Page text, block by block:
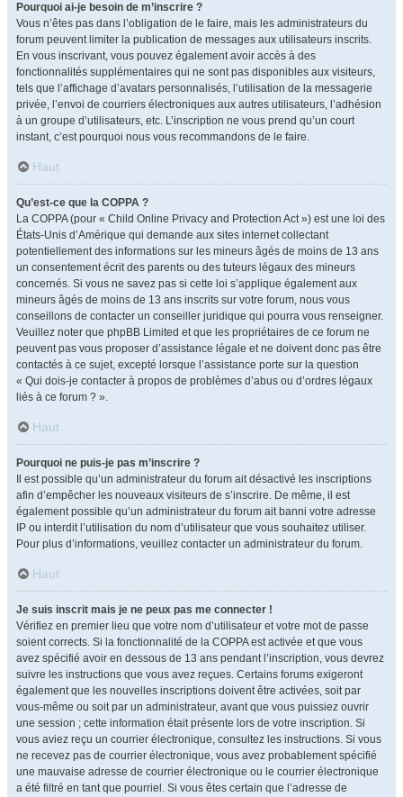
Pourquoi ai-je besoin de m’inscrire ?
Vous n’êtes pas dans l’obligation de le faire, mais les administrateurs du
forum peuvent limiter la publication de messages aux utilisateurs inscrits.
En vous inscrivant, vous pouvez également avoir accès à des
fonctionnalités supplémentaires qui ne sont pas disponibles aux visiteurs,
tels que l’affichage d’avatars personnalisés, l’utilisation de la messagerie
privée, l’envoi de courriers électroniques aux autres utilisateurs, l’adhésion
à un groupe d’utilisateurs, etc. L’inscription ne vous prend qu’un court
instant, c’est pourquoi nous vous recommandons de le faire.
Haut
Qu’est-ce que la COPPA ?
La COPPA (pour « Child Online Privacy and Protection Act ») est une loi des
États-Unis d’Amérique qui demande aux sites internet collectant
potentiellement des informations sur les mineurs âgés de moins de 13 ans
un consentement écrit des parents ou des tuteurs légaux des mineurs
concernés. Si vous ne savez pas si cette loi s’applique également aux
mineurs âgés de moins de 13 ans inscrits sur votre forum, nous vous
conseillons de contacter un conseiller juridique qui pourra vous renseigner.
Veuillez noter que phpBB Limited et que les propriétaires de ce forum ne
peuvent pas vous proposer d’assistance légale et ne doivent donc pas être
contactés à ce sujet, excepté lorsque l’assistance porte sur la question
« Qui dois-je contacter à propos de problèmes d’abus ou d’ordres légaux
liés à ce forum ? ».
Haut
Pourquoi ne puis-je pas m’inscrire ?
Il est possible qu’un administrateur du forum ait désactivé les inscriptions
afin d’empêcher les nouveaux visiteurs de s’inscrire. De même, il est
également possible qu’un administrateur du forum ait banni votre adresse
IP ou interdit l’utilisation du nom d’utilisateur que vous souhaitez utiliser.
Pour plus d’informations, veuillez contacter un administrateur du forum.
Haut
Je suis inscrit mais je ne peux pas me connecter !
Vérifiez en premier lieu que votre nom d’utilisateur et votre mot de passe
soient corrects. Si la fonctionnalité de la COPPA est activée et que vous
avez spécifié avoir en dessous de 13 ans pendant l’inscription, vous devrez
suivre les instructions que vous avez reçues. Certains forums exigeront
également que les nouvelles inscriptions doivent être activées, soit par
vous-même ou soit par un administrateur, avant que vous puissiez ouvrir
une session ; cette information était présente lors de votre inscription. Si
vous aviez reçu un courrier électronique, consultez les instructions. Si vous
ne recevez pas de courrier électronique, vous avez probablement spécifié
une mauvaise adresse de courrier électronique ou le courrier électronique
a été filtré en tant que pourriel. Si vous êtes certain que l’adresse de